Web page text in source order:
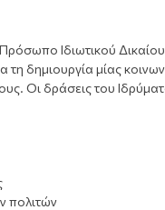
Ιδιωτικού
δημιουργία μίας
Οι δράσεις του
πολιτών